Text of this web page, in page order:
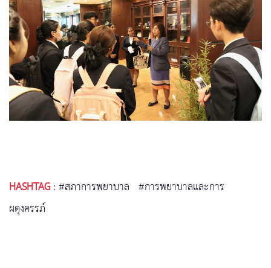
HASHTAG:#สภาการพยาบาล #การพยาบาลและการ
ผดุงครรภ์